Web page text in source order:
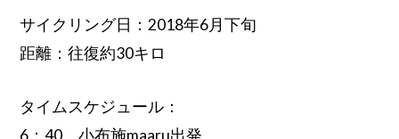
サイクリング日：2018年6月下旬
距離：往復約30キロ
タイムスケジュール：
6：40 小布施maaru出発